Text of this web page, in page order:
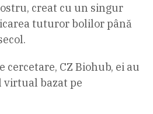
creat cu un singur
tuturor bolilor până
CZ Biohub, ei au
virtual bazat pe